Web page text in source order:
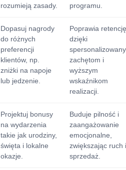
rozumieją zasady.
programu.
Dopasuj nagrody
do różnych
preferencji
klientów, np.
zniżki na napoje
lub jedzenie.
Poprawia retencję
dzięki
zachętom i
wyższym
wskaźnikom
realizacji.
Projektuj bonusy
na wydarzenia
takie jak urodziny,
święta i lokalne
okazje.
Buduje pilność i
zaangażowanie
emocjonalne,
zwiększając ruch i
sprzedaż.